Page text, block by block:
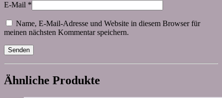
E-Mail *
Name, E-Mail-Adresse und Website in diesem Browser für
meinen nächsten Kommentar speichern.
Ähnliche Produkte